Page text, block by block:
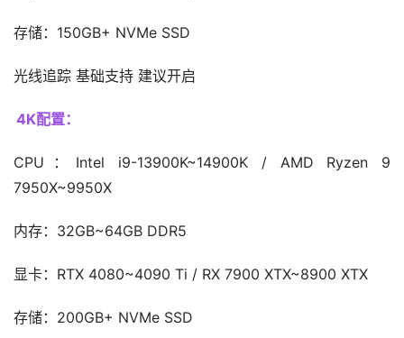
存储：150GB+ NVMe SSD
光线追踪 基础支持 建议开启
4K配置：
CPU：Intel i9-13900K~14900K / AMD Ryzen 9
7950X~9950X
内存：32GB~64GB DDR5
显卡：RTX 4080~4090 Ti / RX 7900 XTX~8900 XTX
存储：200GB+ NVMe SSD